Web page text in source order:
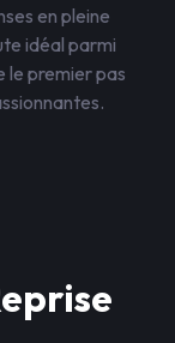
en pleine
idéal parmi
le premier pas